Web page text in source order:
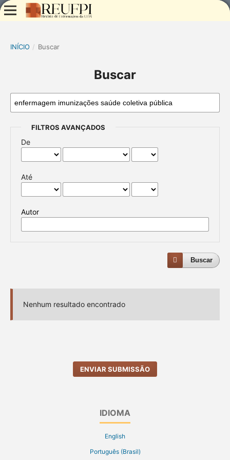
INÍCIO / Buscar
Buscar
FILTROS AVANÇADOS
De
Até
Autor
Buscar
Nenhum resultado encontrado
ENVIAR SUBMISSÃO
IDIOMA
English
Português (Brasil)